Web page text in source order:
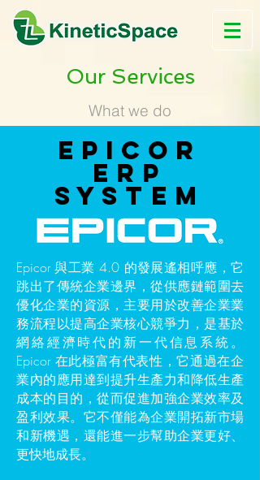
Our Services
What we do
Epicor 與工業 4.0 的發展遙相呼應，它
跳出了傳統企業邊界，從供應鏈範圍去
優化企業的資源，主要用於改善企業業
務流程以提高企業核心競爭力，是基於
網絡經濟時代的新一代信息系統。
Epicor 在此極富有代表性，它通過在企
業內的應用達到提升生產力和降低生產
成本的目的，從而促進加強企業效率及
盈利效果。它不僅能為企業開拓新市場
和新機遇，還能進一步幫助企業更好、
更快地成長。
Epicor
ERP
System